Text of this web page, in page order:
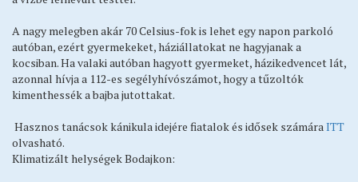
A nagy melegben akár 70 Celsius-fok is lehet egy napon parkoló
autóban, ezért gyermekeket, háziállatokat ne hagyjanak a
kocsiban. Ha valaki autóban hagyott gyermeket, házikedvencet lát,
azonnal hívja a 112-es segélyhívószámot, hogy a tűzoltók
kimenthessék a bajba jutottakat.
Hasznos tanácsok kánikula idejére fiatalok és idősek számáraITT
olvasható.
Klimatizált helységek Bodajkon: